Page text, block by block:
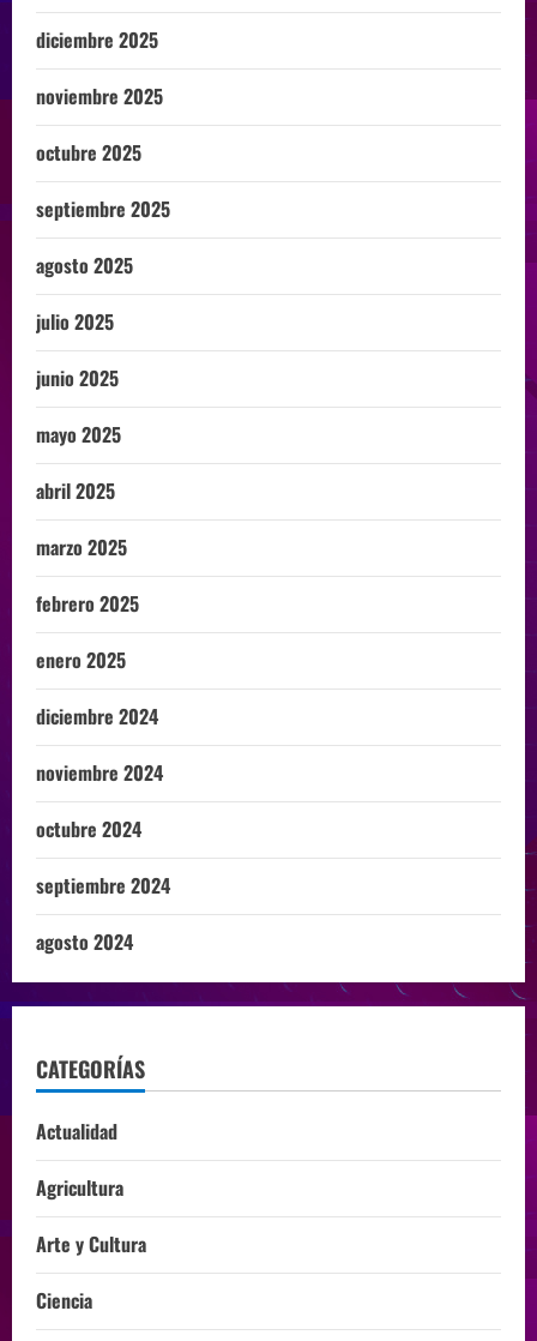
diciembre 2025
noviembre 2025
octubre 2025
septiembre 2025
agosto 2025
julio 2025
junio 2025
mayo 2025
abril 2025
marzo 2025
febrero 2025
enero 2025
diciembre 2024
noviembre 2024
octubre 2024
septiembre 2024
agosto 2024
CATEGORÍAS
Actualidad
Agricultura
Arte y Cultura
Ciencia